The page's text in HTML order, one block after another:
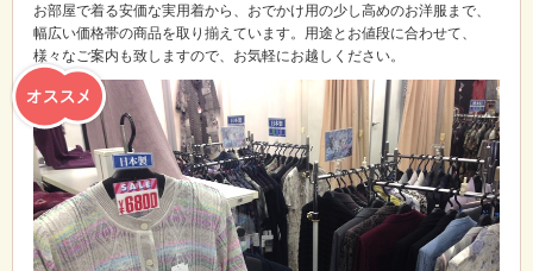
お部屋で着る安価な実用着から、おでかけ用の少し高めのお洋服まで、
幅広い価格帯の商品を取り揃えています。用途とお値段に合わせて、
様々なご案内も致しますので、お気軽にお越しください。